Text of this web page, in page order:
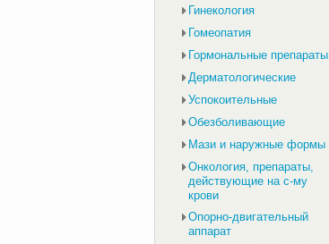
Гинекология
Гомеопатия
Гормональные препараты
Дерматологические
Успокоительные
Обезболивающие
Мази и наружные формы
Онкология, препараты,
действующие на с-му
крови
Опорно-двигательный
аппарат